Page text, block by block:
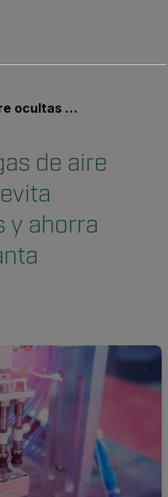
en una planta farmacéutica
de aire
y ahorra